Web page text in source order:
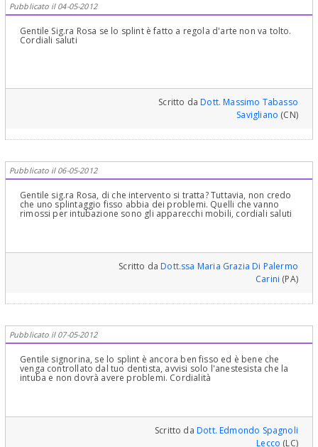
Pubblicato il 04-05-2012
Gentile Sig.ra Rosa se lo splint è fatto a regola d'arte non va tolto.
Cordiali saluti
Scritto daDott. Massimo Tabasso
Savigliano (CN)
Pubblicato il 06-05-2012
Gentile sig.ra Rosa, di che intervento si tratta? Tuttavia, non credo
che uno splintaggio fisso abbia dei problemi. Quelli che vanno
rimossi per intubazione sono gli apparecchi mobili, cordiali saluti
Scritto daDott.ssa Maria Grazia Di Palermo
Carini (PA)
Pubblicato il 07-05-2012
Gentile signorina, se lo splint è ancora ben fisso ed è bene che
venga controllato dal tuo dentista, avvisi solo l'anestesista che la
intuba e non dovrà avere problemi. Cordialità
Scritto daDott. Edmondo Spagnoli
Lecco (LC)